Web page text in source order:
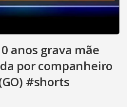
anos grava mãe
por companheiro
#shorts